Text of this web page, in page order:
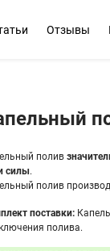
Отзывы
полив
силы.
полив
поставки:
полива.